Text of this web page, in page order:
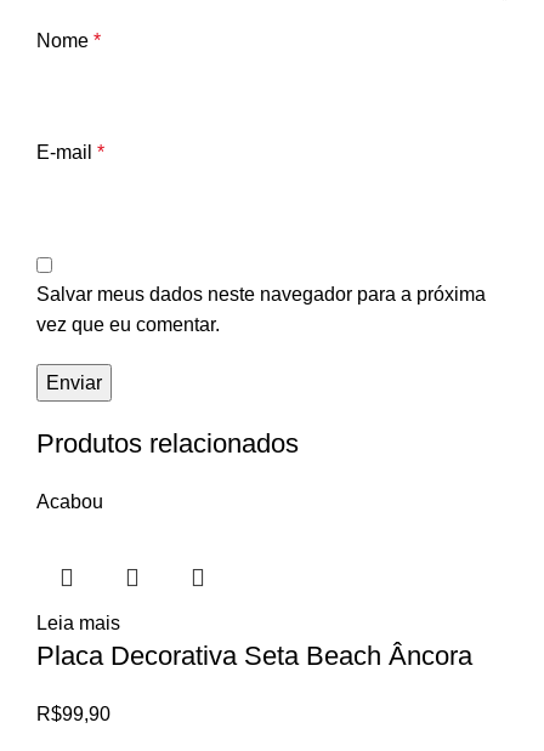
Nome *
E-mail *
Salvar meus dados neste navegador para a próxima
vez que eu comentar.
Produtos relacionados
Acabou
Leia mais
Placa Decorativa Seta Beach Âncora
R$99,90